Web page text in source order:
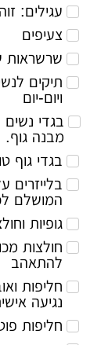
עגילים: זוהרים
צעיפים
שרשראות
תיקים לנשים –
ויום-יום
מבנה גוף.
בגדי גוף טופים
בלייזרים
המושלם לכל
גופיות וחולצות
חולצות
להתאהב
חליפות
נגיעה אישית
חליפות פוטר-